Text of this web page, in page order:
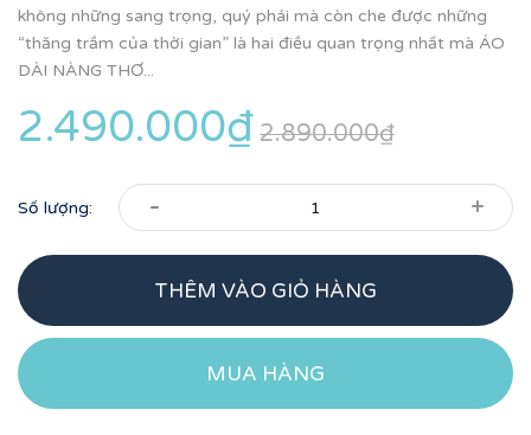
không những sang trọng, quý phái mà còn che được những
“thăng trầm của thời gian” là hai điều quan trọng nhất mà ÁO
DÀI NÀNG THƠ...
2.490.000₫ 2.890.000₫
Số lượng: - +
THÊM VÀO GIỎ HÀNG
MUA HÀNG